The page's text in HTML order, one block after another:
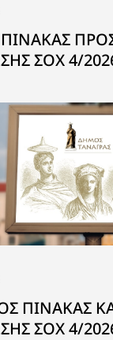
ΠΙΝΑΚΑΣ
ΣΟΧ 4/
ΠΙΝΑΚΑΣ
ΣΟΧ 4/